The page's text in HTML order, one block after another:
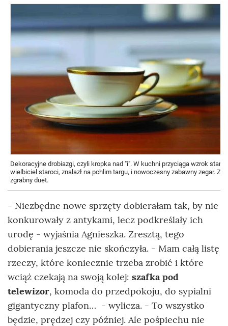
Dekoracyjne drobiazgi, czyli kropka nad "i". W kuchni przyciąga wzrok
wielbiciel staroci, znalazł na pchlim targu, i nowoczesny zabawny zegar.
zgrabny duet.
- Niezbędne nowe sprzęty dobierałam tak, by nie
konkurowały z antykami, lecz podkreślały ich
urodę - wyjaśnia Agnieszka. Zresztą, tego
dobierania jeszcze nie skończyła. - Mam całą listę
rzeczy, które koniecznie trzeba zrobić i które
wciąż czekają na swoją kolej: szafka pod
telewizor, komoda do przedpokoju, do sypialni
gigantyczny plafon… - wylicza. - To wszystko
będzie, prędzej czy później. Ale pośpiechu nie